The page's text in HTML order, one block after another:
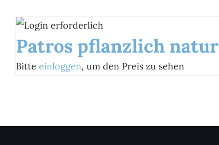
Patros pflanzlich natur
Bitte einloggen, um den Preis zu sehen